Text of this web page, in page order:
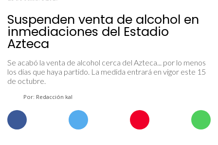
Suspenden venta de alcohol en
inmediaciones del Estadio
Azteca
Se acabó la venta de alcohol cerca del Azteca... por lo menos
los días que haya partido. La medida entrará en vigor este 15
de octubre.
Por: Redacción kal